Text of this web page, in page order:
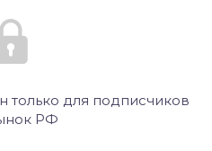
только для подписчиков
РФ